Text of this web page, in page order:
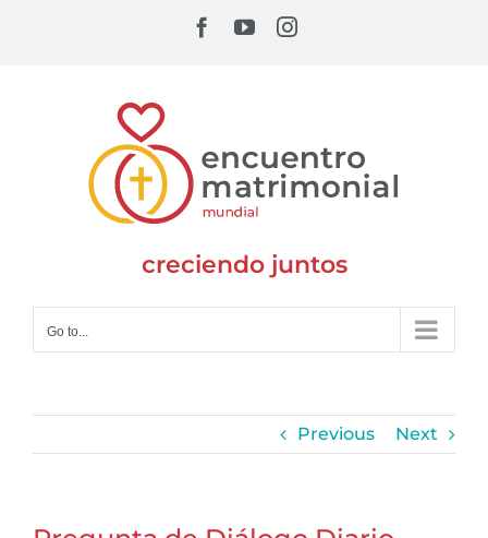
Facebook
YouTubeInstagram
creciendo juntos
Go to...
Previous Next